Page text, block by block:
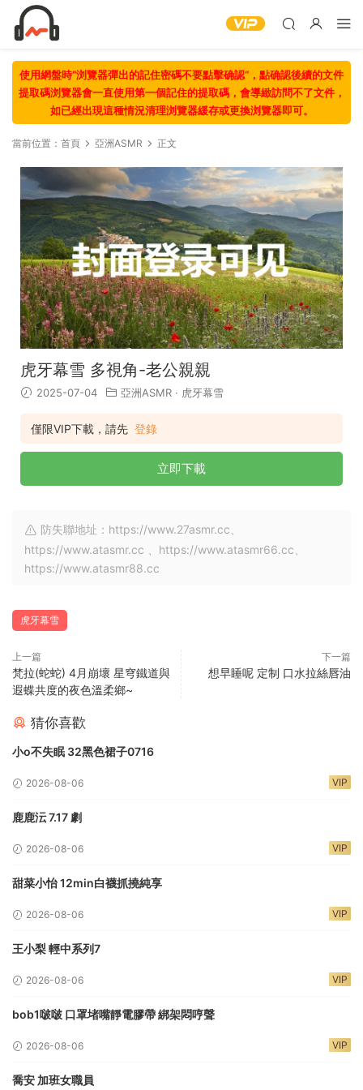
使用網盤時“浏覽器彈出的記住密碼不要點擊确認“，點确認後續的文件
提取碼浏覽器會一直使用第一個記住的提取碼，會導緻訪問不了文件，
如已經出現這種情況清理浏覽器緩存或更換浏覽器即可。
當前位置： 首頁 亞洲ASMR 正文
虎牙幕雪 多視角-老公親親
2025-07-04 亞洲ASMR · 虎牙幕雪
僅限VIP下載，請先 登錄
立即下載
防失聯地址：https://www.27asmr.cc、
https://www.atasmr.cc 、https://www.atasmr66.cc、
https://www.atasmr88.cc
虎牙幕雪
上一篇
梵拉(蛇蛇) 4月崩壞 星穹鐵道與
遐蝶共度的夜色溫柔鄉~
下一篇
想早睡呢 定制 口水拉絲唇油
猜你喜歡
小o不失眠 32黑色裙子0716
2026-08-06 VIP
鹿鹿沄 7.17 劇
2026-08-06 VIP
甜菜小怡 12min白襪抓撓純享
2026-08-06 VIP
王小梨 輕中系列7
2026-08-06 VIP
bob1啵啵 口罩堵嘴靜電膠帶 綁架悶哼聲
2026-08-06 VIP
喬安 加班女職員